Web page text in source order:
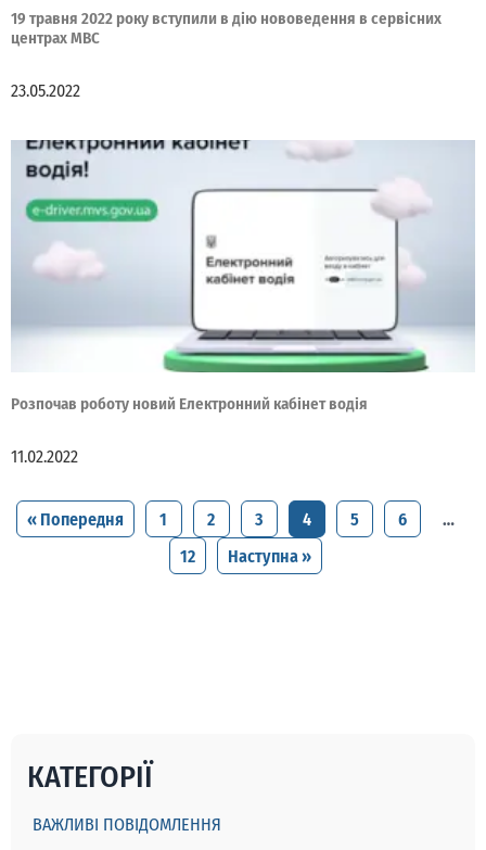
19 травня 2022 року вступили в дію нововедення в сервісних
центрах МВС
23.05.2022
Розпочав роботу новий Електронний кабінет водія
11.02.2022
« Попередня 1 2 3 4 5 6
…
12
Наступна »
КАТЕГОРІЇ
ВАЖЛИВІ ПОВІДОМЛЕННЯ